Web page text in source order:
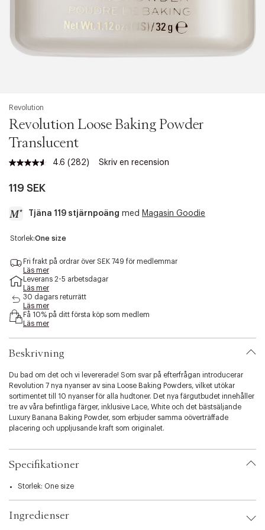
Revolution
Revolution Loose Baking Powder
Translucent
4.6 Läs
samma
(282) Skriv en recension
119 SEK
Tjäna 119 stjärnpoäng med Magasin Goodie
a
c
s
b
i
t
.
v
a
r
i
a
i
o
.
l
Storlek:One size
Fri frakt på ordrar över SEK 749 för medlemmar
Läs mer
Leverans 2-5 arbetsdagar
Läs mer
30 dagars returrätt
Läs mer
Få 10% på ditt första köp som medlem
Läs mer
Beskrivning
Du bad om det och vi levererade! Som svar på efterfrågan introducerar
Revolution 7 nya nyanser av sina Loose Baking Powders, vilket utökar
sortimentet till 10 nyanser för alla hudtoner. Det nya färgutbudet innehåller
tre av våra befintliga färger, inklusive Lace, White och det bästsäljande
Luxury Banana Baking Powder, som erbjuder samma oöverträffade
placering och uppljusande kraft som originalet.
Sedan lanseringen har vårt bästsäljande bananpulver sålts till 1 miljon
kunder i Storbritannien. Det blev den mest eftertraktade produkten på
revolutionbeauty.com. Vi har sålt över en halv miljon i Superdrug, och det
är nu nummer ett över produkter i USA för Revolution Beauty.
En favorit för att förlänga användningen av Makeup, ta bort glans samt
upplysa och balansera hudtonen. Detta finmalda puder kan strös över med
Specifikationer
Storlek: One size
Ingredienser